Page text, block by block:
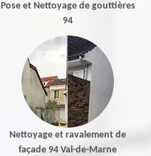
Pose et Nettoyage de gouttières
94
Nettoyage et ravalement de
façade 94 Val-de-Marne